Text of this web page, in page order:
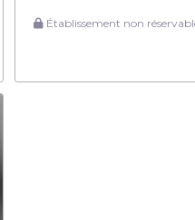
Établissement non